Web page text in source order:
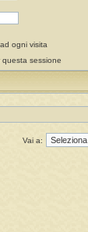
ogni visita
questa sessione
Vai a: